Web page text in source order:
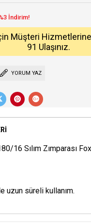
Müşteri
91 Ulaşınız.
YORUM YAZ
16 Sılım Zımparası Fox
uzun süreli kullanım.